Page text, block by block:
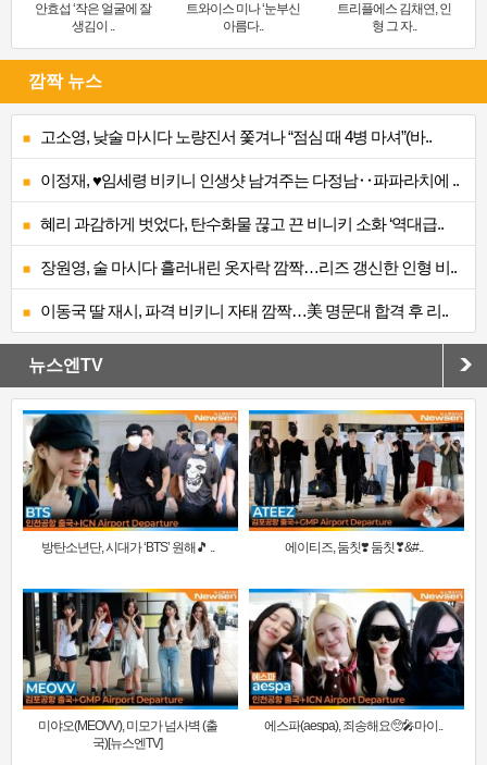
안효섭 ‘작은 얼굴에 잘
생김이 ..
트와이스 미나 ‘눈부신
아름다..
트리플에스 김채연, 인
형 그 자..
깜짝 뉴스
고소영, 낮술 마시다 노량진서 쫓겨나 “점심 때 4병 마셔”(바..
이정재, ♥임세령 비키니 인생샷 남겨주는 다정남‥파파라치에 ..
혜리 과감하게 벗었다, 탄수화물 끊고 끈 비니키 소화 ‘역대급..
장원영, 술 마시다 흘러내린 옷자락 깜짝…리즈 갱신한 인형 비..
이동국 딸 재시, 파격 비키니 자태 깜짝…美 명문대 합격 후 리..
뉴스엔TV
방탄소년단, 시대가 ‘BTS’ 원해🎵 .. 에이티즈, 둠칫❣️ 둠칫❣&#..
미야오(MEOVV), 미모가 넘사벽 (출
국)[뉴스엔TV]
에스파(aespa), 죄송해요🥺🎤마이..